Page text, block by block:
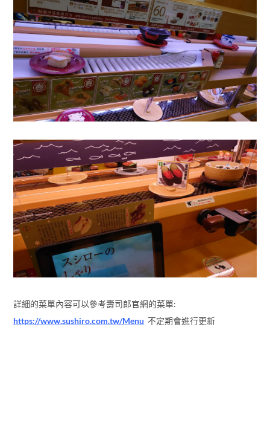
詳細的菜單內容可以參考壽司郎官網的菜單:
https://www.sushiro.com.tw/Menu 不定期會進行更新